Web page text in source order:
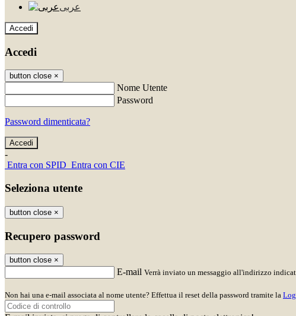
عربى
Accedi
Accedi
button close ×
Nome Utente
Password
Password dimenticata?
-
Entra con SPID Entra con CIE
Seleziona utente
button close ×
Recupero password
button close ×
E-mail Verrà inviato un messaggio all'indirizzo
Non hai una e-mail associata al nome utente? Effettua il reset della password tramite la